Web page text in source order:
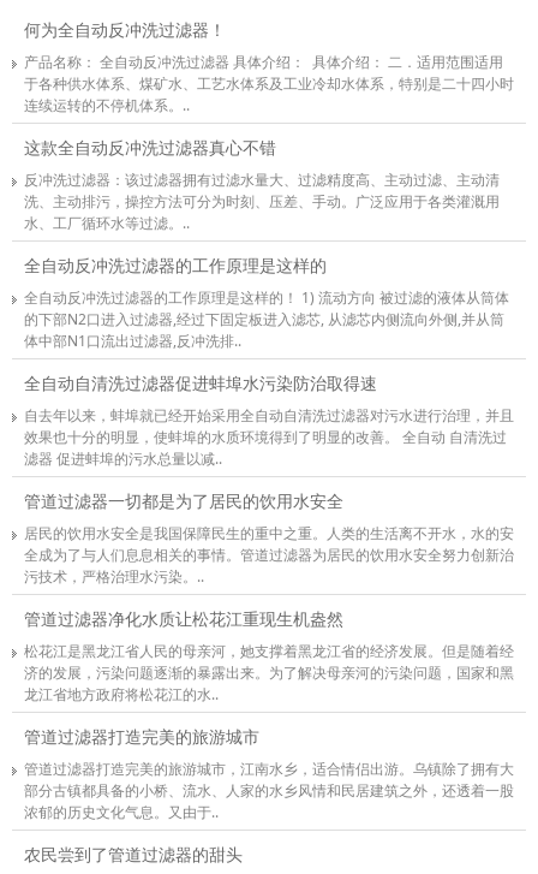
何为全自动反冲洗过滤器！
产品名称： 全自动反冲洗过滤器 具体介绍： ​ 具体介绍： 二．适用范围适用
于各种供水体系、煤矿水、工艺水体系及工业冷却水体系，特别是二十四小时
连续运转的不停机体系。..
这款全自动反冲洗过滤器真心不错
反冲洗过滤器：该过滤器拥有过滤水量大、过滤精度高、主动过滤、主动清
洗、主动排污，操控方法可分为时刻、压差、手动。广泛应用于各类灌溉用
水、工厂循环水等过滤。 ​..
全自动反冲洗过滤器的工作原理是这样的
全自动反冲洗过滤器的工作原理是这样的！ 1) 流动方向 被过滤的液体从筒体
的下部N2口进入过滤器,经过下固定板进入滤芯, 从滤芯内侧流向外侧,并从筒
体中部N1口流出过滤器,反冲洗排..
全自动自清洗过滤器促进蚌埠水污染防治取得速
自去年以来，蚌埠就已经开始采用全自动自清洗过滤器对污水进行治理，并且
效果也十分的明显，使蚌埠的水质环境得到了明显的改善。 全自动 自清洗过
滤器 促进蚌埠的污水总量以减..
管道过滤器一切都是为了居民的饮用水安全
居民的饮用水安全是我国保障民生的重中之重。人类的生活离不开水，水的安
全成为了与人们息息相关的事情。管道过滤器为居民的饮用水安全努力创新治
污技术，严格治理水污染。..
管道过滤器净化水质让松花江重现生机盎然
松花江是黑龙江省人民的母亲河，她支撑着黑龙江省的经济发展。但是随着经
济的发展，污染问题逐渐的暴露出来。为了解决母亲河的污染问题，国家和黑
龙江省地方政府将松花江的水..
管道过滤器打造完美的旅游城市
管道过滤器打造完美的旅游城市，江南水乡，适合情侣出游。乌镇除了拥有大
部分古镇都具备的小桥、流水、人家的水乡风情和民居建筑之外，还透着一股
浓郁的历史文化气息。又由于..
农民尝到了管道过滤器的甜头